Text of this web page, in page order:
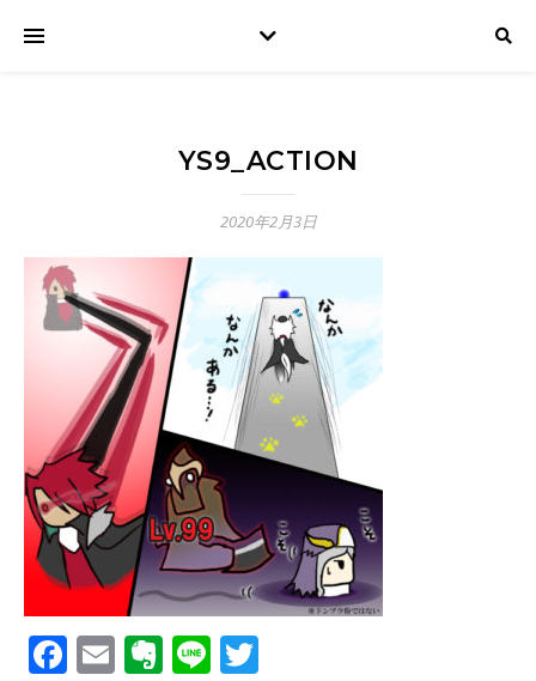
YS9_ACTION
2020年2月3日
Facebook
EmailEvernote
Line